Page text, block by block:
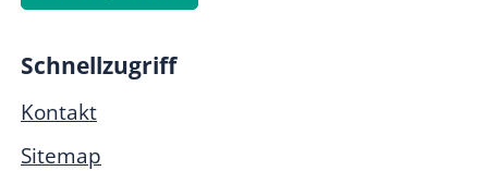
Schnellzugriff
Kontakt
Sitemap